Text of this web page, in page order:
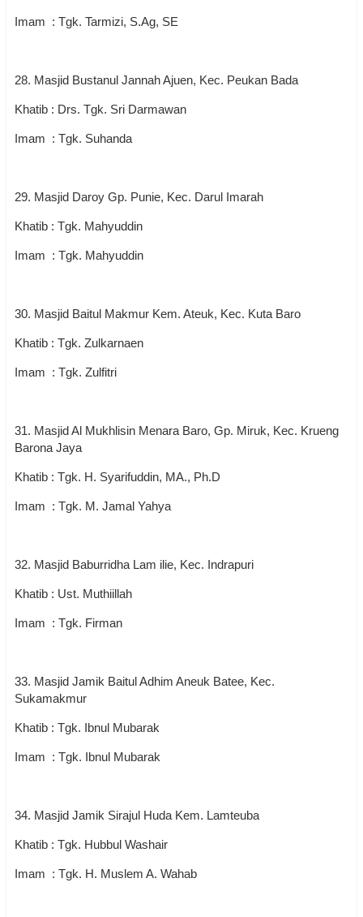
Imam : Tgk. Tarmizi, S.Ag, SE
28. Masjid Bustanul Jannah Ajuen, Kec. Peukan Bada
Khatib : Drs. Tgk. Sri Darmawan
Imam : Tgk. Suhanda
29. Masjid Daroy Gp. Punie, Kec. Darul Imarah
Khatib : Tgk. Mahyuddin
Imam : Tgk. Mahyuddin
30. Masjid Baitul Makmur Kem. Ateuk, Kec. Kuta Baro
Khatib : Tgk. Zulkarnaen
Imam : Tgk. Zulfitri
31. Masjid Al Mukhlisin Menara Baro, Gp. Miruk, Kec. Krueng
Barona Jaya
Khatib : Tgk. H. Syarifuddin, MA., Ph.D
Imam : Tgk. M. Jamal Yahya
32. Masjid Baburridha Lam ilie, Kec. Indrapuri
Khatib : Ust. Muthiillah
Imam : Tgk. Firman
33. Masjid Jamik Baitul Adhim Aneuk Batee, Kec.
Sukamakmur
Khatib : Tgk. Ibnul Mubarak
Imam : Tgk. Ibnul Mubarak
34. Masjid Jamik Sirajul Huda Kem. Lamteuba
Khatib : Tgk. Hubbul Washair
Imam : Tgk. H. Muslem A. Wahab